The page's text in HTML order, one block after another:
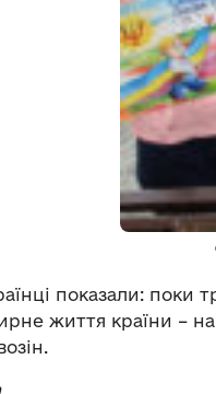
показали: поки
життя країни –